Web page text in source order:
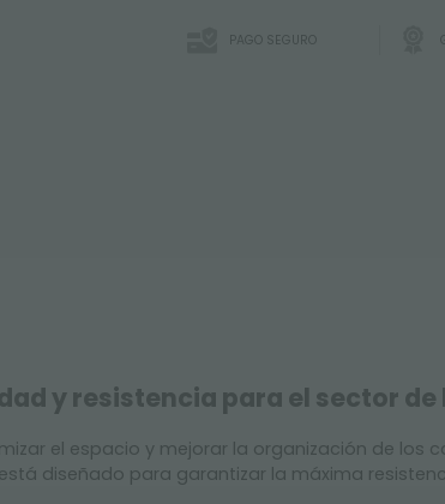
PAGO SEGURO
y resistencia para el sector
el espacio y mejorar la organización de los
diseñado para garantizar la máxima